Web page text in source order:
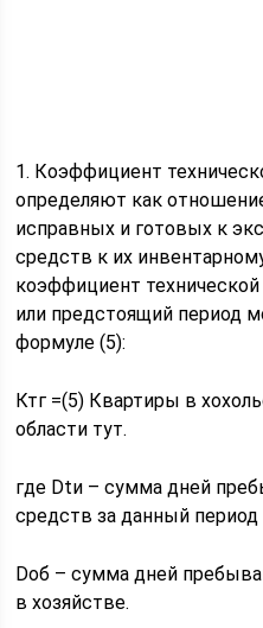
1. Коэффициент
определяют как
исправных и готовых к
средств к их
коэффициент
или предстоящий период
формуле (5):
Ктг =(5) Квартиры в
области тут.
где Dtи – сумма дней
средств за данный
Dоб – сумма дней
в хозяйстве.